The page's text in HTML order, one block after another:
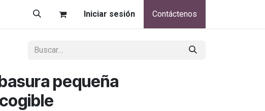
Iniciar sesión Contáctenos
pequeña